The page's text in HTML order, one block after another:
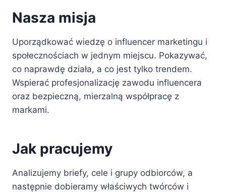
Nasza misja
Uporządkować wiedzę o influencer marketingu i
społecznościach w jednym miejscu. Pokazywać,
co naprawdę działa, a co jest tylko trendem.
Wspierać profesjonalizację zawodu influencera
oraz bezpieczną, mierzalną współpracę z
markami.
Jak pracujemy
Analizujemy briefy, cele i grupy odbiorców, a
następnie dobieramy właściwych twórców i